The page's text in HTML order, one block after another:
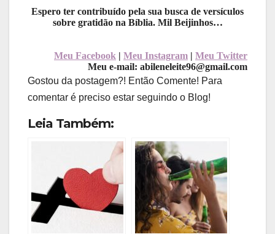
Espero ter contribuído pela sua busca de versículos
sobre gratidão na Bíblia. Mil Beijinhos…
Meu Facebook | Meu Instagram | Meu Twitter
Meu e-mail: abileneleite96@gmail.com
Gostou da postagem?! Então Comente! Para
comentar é preciso estar seguindo o Blog!
Leia Também: